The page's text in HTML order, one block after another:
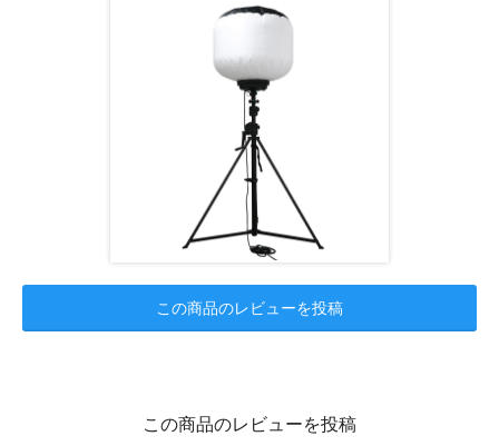
この商品のレビューを投稿
この商品のレビューを投稿